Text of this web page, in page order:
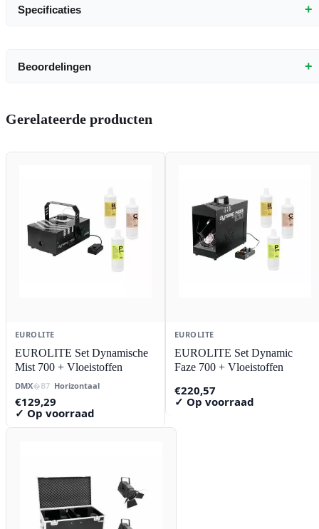
Specificaties +
Beoordelingen +
Gerelateerde producten
EUROLITE
EUROLITE Set Dynamische
Mist 700 + Vloeistoffen
DMX Horizontaal
€129,29
✓ Op voorraad
EUROLITE
EUROLITE Set Dynamic
Faze 700 + Vloeistoffen
€220,57
✓ Op voorraad